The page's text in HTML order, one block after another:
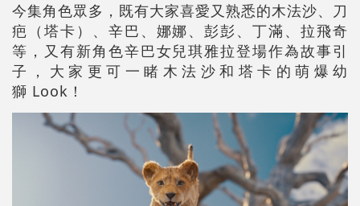
今集角色眾多，既有大家喜愛又熟悉的木法沙、刀
疤（塔卡）、辛巴、娜娜、彭彭、丁滿、拉飛奇
等，又有新角色辛巴女兒琪雅拉登場作為故事引
子，大家更可一睹木法沙和塔卡的萌爆幼
獅 Look！